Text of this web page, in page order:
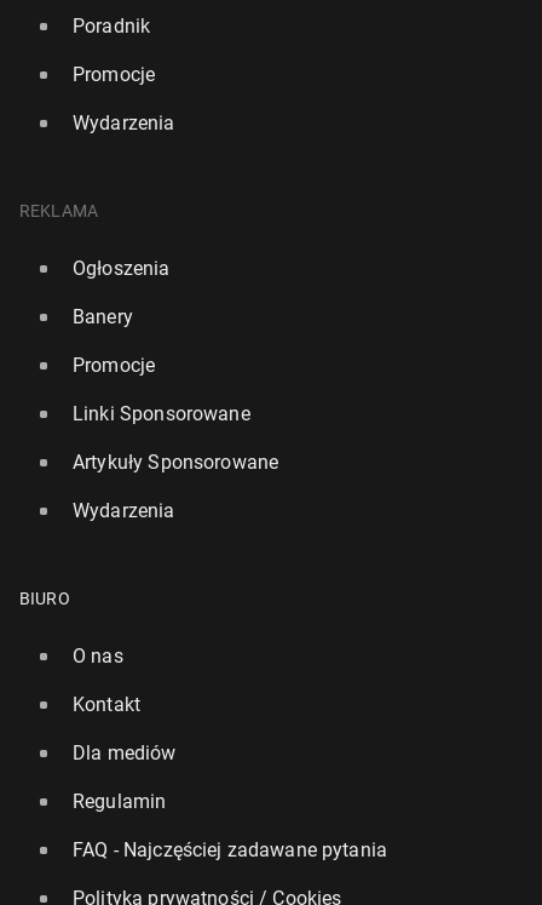
Poradnik
Promocje
Wydarzenia
REKLAMA
Ogłoszenia
Banery
Promocje
Linki Sponsorowane
Artykuły Sponsorowane
Wydarzenia
BIURO
O nas
Kontakt
Dla mediów
Regulamin
FAQ - Najczęściej zadawane pytania
Polityka prywatności / Cookies